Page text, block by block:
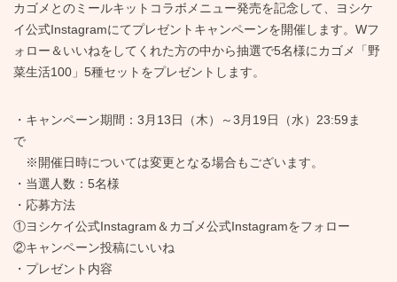
カゴメとのミールキットコラボメニュー発売を記念して、ヨシケ
イ公式Instagramにてプレゼントキャンペーンを開催します。Wフ
ォロー＆いいねをしてくれた方の中から抽選で5名様にカゴメ「野
菜生活100」5種セットをプレゼントします。
・キャンペーン期間：3月13日（木）～3月19日（水）23:59ま
で
※開催日時については変更となる場合もございます。
・当選人数：5名様
・応募方法
①ヨシケイ公式Instagram＆カゴメ公式Instagramをフォロー
②キャンペーン投稿にいいね
・プレゼント内容